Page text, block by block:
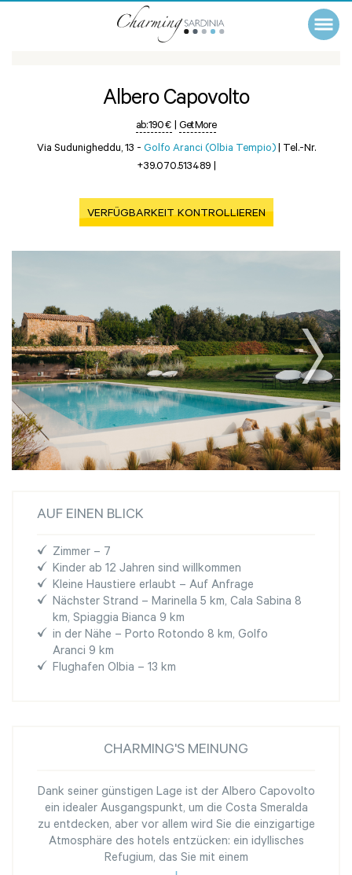
Albero Capovolto
ab:190 € | Get More
Via Sudunigheddu, 13 - Golfo Aranci (Olbia Tempio) | Tel.-Nr.
+39.070.513489 |
VERFÜGBARKEIT KONTROLLIEREN
AUF EINEN BLICK
Zimmer – 7
Kinder ab 12 Jahren sind willkommen
Kleine Haustiere erlaubt – Auf Anfrage
Nächster Strand – Marinella 5 km, Cala Sabina 8
km, Spiaggia Bianca 9 km
in der Nähe – Porto Rotondo 8 km, Golfo
Aranci 9 km
Flughafen Olbia – 13 km
CHARMING'S MEINUNG
Dank seiner günstigen Lage ist der Albero Capovolto
ein idealer Ausgangspunkt, um die Costa Smeralda
zu entdecken, aber vor allem wird Sie die einzigartige
Atmosphäre des hotels entzücken: ein idyllisches
Refugium, das Sie mit einem